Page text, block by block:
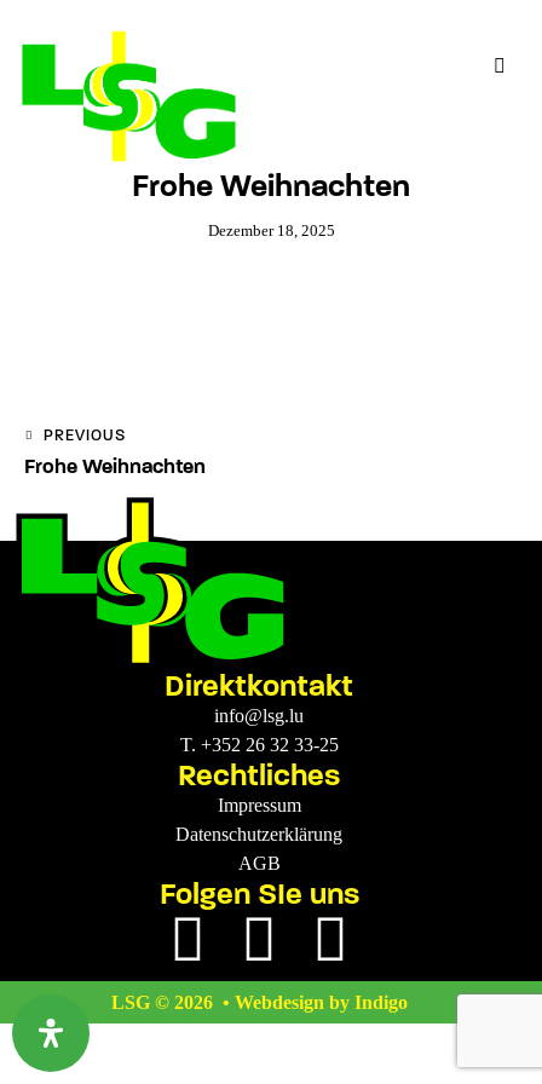
Frohe Weihnachten
Dezember 18, 2025
PREVIOUS
Frohe Weihnachten
Direktkontakt
info@lsg.lu
T. +352 26 32 33-25
Rechtliches
Impressum
Datenschutzerklärung
AGB
Folgen SIe uns
LSG © 2026 • Webdesign by Indigo